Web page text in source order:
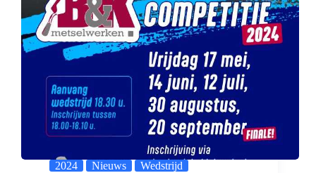
2024 Nieuws Wedstrijd